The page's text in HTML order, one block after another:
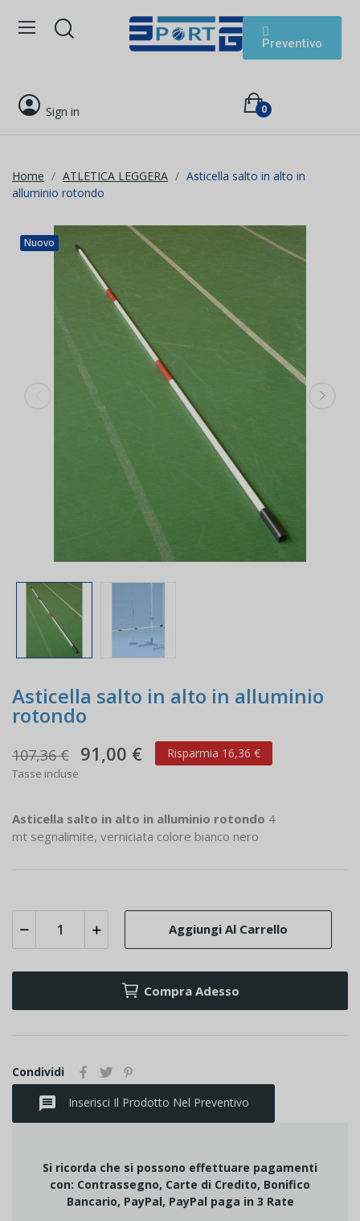
Preventivo
Sign in 0
Home ATLETICA LEGGERA
Asticella salto in alto in
alluminio rotondo
Nuovo
Asticella salto in alto in alluminio
rotondo
107,36 € 91,00 € Risparmia 16,36 €
Tasse incluse
Asticella salto in alto in alluminio rotondo 4
mt segnalimite, verniciata colore bianco nero
Aggiungi Al Carrello
Compra Adesso
Condividi
message Inserisci Il Prodotto Nel Preventivo
Si ricorda che si possono effettuare pagamenti
con: Contrassegno, Carte di Credito, Bonifico
Bancario, PayPal, PayPal paga in 3 Rate